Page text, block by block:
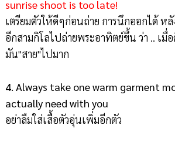
sunrise shoot is too late!
เตรียมตัวให้ดีๆก่อนถ่าย การนึกออกได้ ห
อีกสามกิโลไปถ่ายพระอาทิตย์ขึ้น ว่า .. เมื่
มัน"สาย"ไปมาก
4. Always take one warm garment
actually need with you
อย่าลืมใส่เสื้อตัวอุ่นเพิ่มอีกตัว